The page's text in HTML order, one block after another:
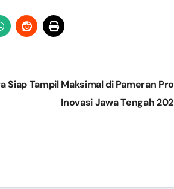
Siap Tampil Maksimal di Pameran
Inovasi Jawa Tengah